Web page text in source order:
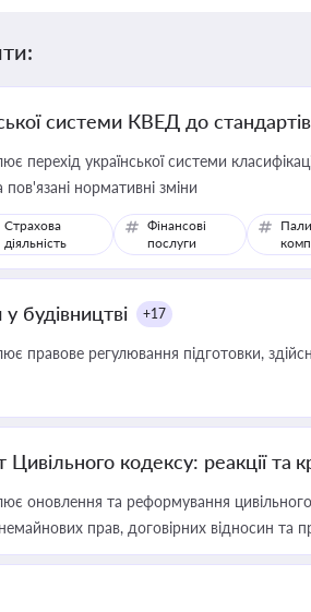
системи КВЕД до
перехід української системи
нормативні зміни
Страхова
діяльність
Фінансові
послуги
будівництві +17
правове регулювання підготовки,
кодексу: реакції та
оновлення та реформування
прав, договірних відносин та